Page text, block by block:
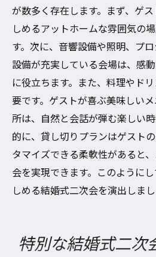
が数多く存在します。まず、ゲ
しめるアットホームな雰囲気の
す。次に、音響設備や照明、プ
設備が充実している会場は、感
に役立ちます。また、料理やド
要です。ゲストが喜ぶ美味しい
所は、自然と会話が弾む楽しい
的に、貸し切りプランはゲスト
タマイズできる柔軟性があると
会を実現できます。このように
しめる結婚式二次会を演出しまし
特別な結婚式二次